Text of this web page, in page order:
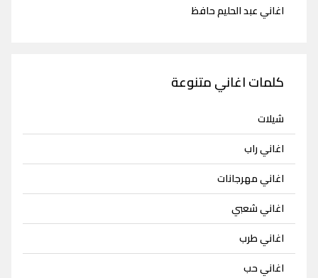
اغاني عبد الحليم حافظ
كلمات اغاني متنوعة
شيلات
اغاني راب
اغاني مهرجانات
اغاني شعبي
اغاني طرب
اغاني حب